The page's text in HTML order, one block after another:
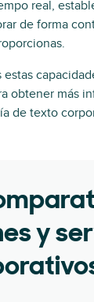
real,
de forma
obtener más
de texto
y